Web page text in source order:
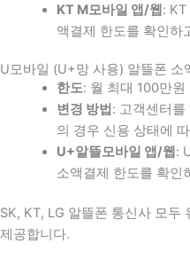
KT M모바일 앱/웹 :
액결제 한도를 확인하
U모바일 (U+망 사용) 알뜰폰 소
한도: 월 최대 100만원
변경 방법 : 고객센터를
의 경우 신용 상태에
U+알뜰모바일 앱/웹 :
소액결제 한도를 확인
SK, KT, LG 알뜰폰 통신사 모두
제공합니다.